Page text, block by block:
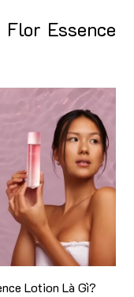
Flor Essence
Lotion Là Gì?